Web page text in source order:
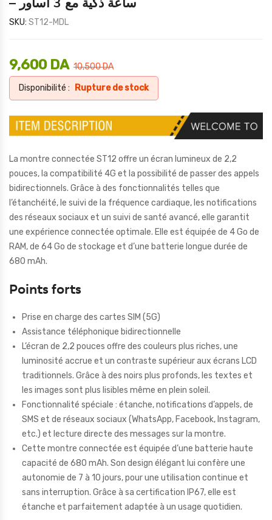
SKU: ST12-MDL
10,500DA
9,600 DA
Disponibilité : Rupture de stock
La montre connectée ST12 offre un écran lumineux de 2,2
pouces, la compatibilité 4G et la possibilité de passer des appels
bidirectionnels. Grâce à des fonctionnalités telles que
l’étanchéité, le suivi de la fréquence cardiaque, les notifications
des réseaux sociaux et un suivi de santé avancé, elle garantit
une expérience connectée optimale. Elle est équipée de 4 Go de
RAM, de 64 Go de stockage et d’une batterie longue durée de
680 mAh.
Points forts
Prise en charge des cartes SIM (5G)
Assistance téléphonique bidirectionnelle
L’écran de 2,2 pouces offre des couleurs plus riches, une
luminosité accrue et un contraste supérieur aux écrans LCD
traditionnels. Grâce à des noirs plus profonds, les textes et
les images sont plus lisibles même en plein soleil.
Fonctionnalité spéciale : étanche, notifications d’appels, de
SMS et de réseaux sociaux (WhatsApp, Facebook, Instagram,
etc.) et lecture directe des messages sur la montre.
Cette montre connectée est équipée d’une batterie haute
capacité de 680 mAh. Son design élégant lui confère une
autonomie de 7 à 10 jours, pour une utilisation continue et
sans interruption. Grâce à sa certification IP67, elle est
étanche et parfaitement adaptée à un usage quotidien.